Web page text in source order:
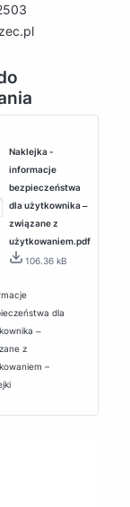
Naklejka -
informacje
bezpieczeństwa
dla użytkownika ‒
związane z
użytkowaniem.pdf
106.36 kB
dla
‒
z
–